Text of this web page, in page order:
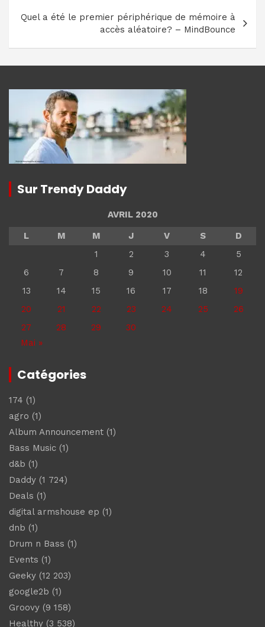
Quel a été le premier périphérique de mémoire à
accès aléatoire? – MindBounce
Sur Trendy Daddy
AVRIL 2020
L
M M J V S
D
1
2 3 4
5
6
7 8 9 10 11
12
13
14 15 16 17 18
19
20
21 22 23 24 25
26
27
28 29
30
Mai »
Catégories
174 (1)
agro (1)
Album Announcement (1)
Bass Music (1)
d&b (1)
Daddy (1 724)
Deals (1)
digital armshouse ep (1)
dnb (1)
Drum n Bass (1)
Events (1)
Geeky (12 203)
google2b (1)
Groovy (9 158)
Healthy (3 538)